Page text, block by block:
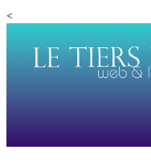
<